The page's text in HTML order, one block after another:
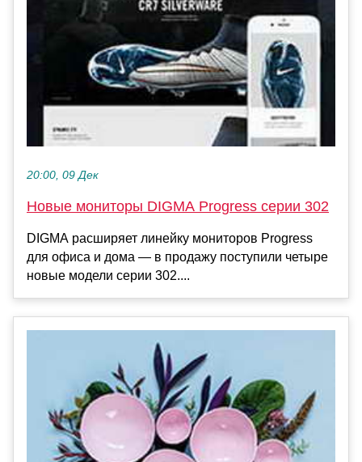
20:00, 09 Дек
Новые мониторы DIGMA Progress серии 302
DIGMA расширяет линейку мониторов Progress
для офиса и дома — в продажу поступили четыре
новые модели серии 302....